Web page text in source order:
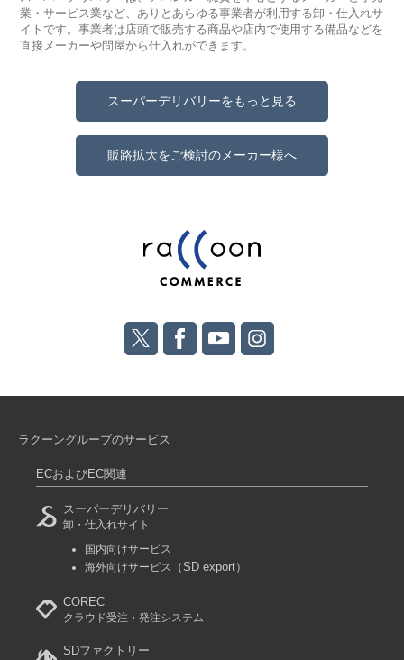
業・サービス業など、ありとあらゆる事業者が利用する卸・仕入れサ
イトです。事業者は店頭で販売する商品や店内で使用する備品などを
直接メーカーや問屋から仕入れができます。
スーパーデリバリーをもっと見る
販路拡大をご検討のメーカー様へ
ラクーングループのサービス
ECおよびEC関連
スーパーデリバリー
卸・仕入れサイト
国内向けサービス
海外向けサービス
（SD export）
COREC
クラウド受注・発注システム
SDファクトリー